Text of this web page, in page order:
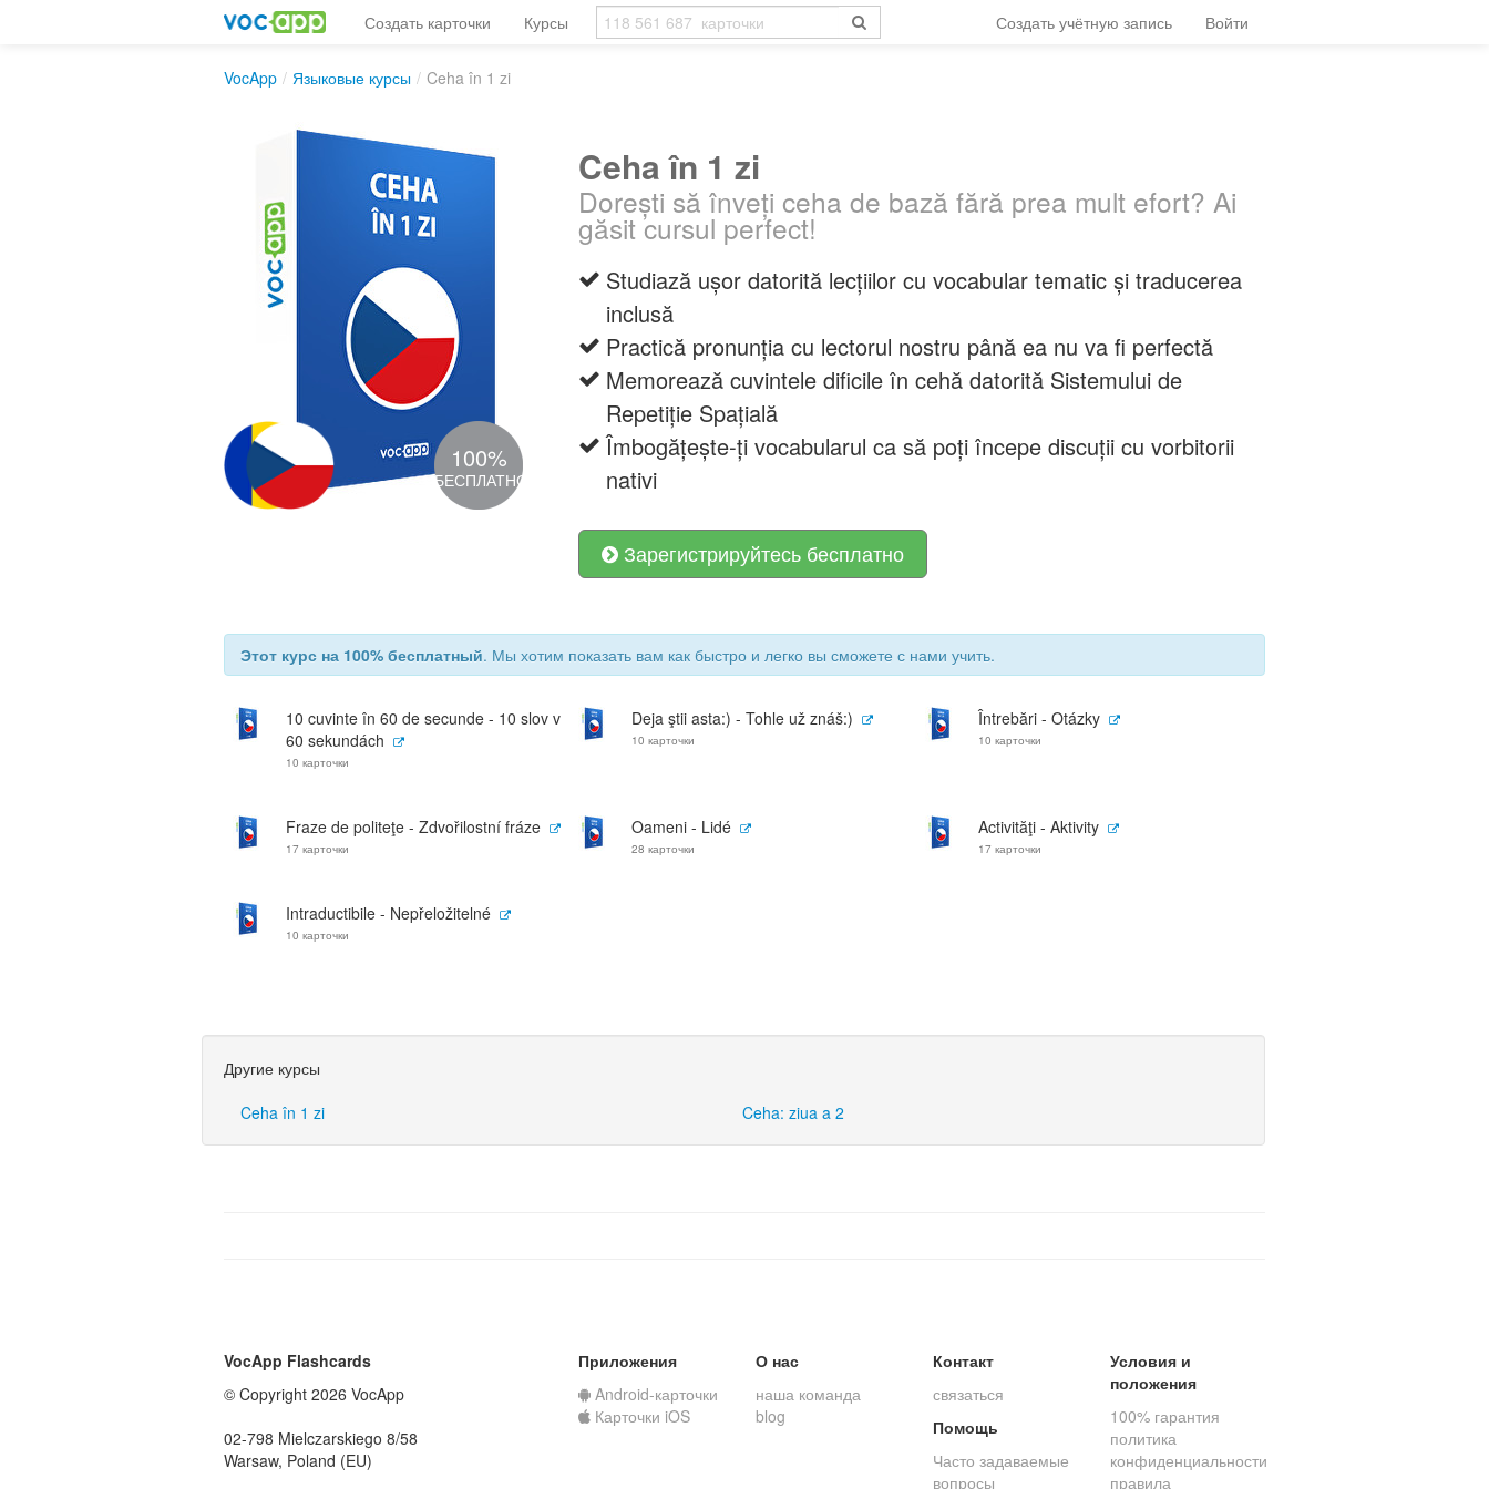
Создать карточки Курсы Создать учётную запись Войти
VocApp / Языковые курсы / Ceha în 1 zi
100%
БЕСПЛАТНО
Ceha în 1 zi
Dorești să înveți ceha de bază fără prea mult efort? Ai
găsit cursul perfect!
Studiază ușor datorită lecțiilor cu vocabular tematic și traducerea
inclusă
Practică pronunția cu lectorul nostru până ea nu va fi perfectă
Memorează cuvintele dificile în cehă datorită Sistemului de
Repetiție Spațială
Îmbogățește-ți vocabularul ca să poți începe discuții cu vorbitorii
nativi
Зарегистрируйтесь бесплатно
Этот курс на 100% бесплатный. Мы хотим показать вам как быстро и легко вы сможете с нами учить.
10 cuvinte în 60 de secunde - 10 slov v
60 sekundách
10 карточки
Deja ştii asta:) - Tohle už znáš:)
10 карточки
Întrebări - Otázky
10 карточки
Fraze de politeţe - Zdvořilostní fráze
17 карточки
Oameni - Lidé
28 карточки
Activităţi - Aktivity
17 карточки
Intraductibile - Nepřeložitelné
10 карточки
Другие курсы
Ceha în 1 zi
Ceha: ziua a 2
VocApp Flashcards
© Copyright 2026 VocApp
02-798 Mielczarskiego 8/58
Warsaw, Poland (EU)
Приложения
Android-карточки
Карточки iOS
О нас
наша команда
blog
Контакт
связаться
Помощь
Часто задаваемые
вопросы
Условия и
положения
100% гарантия
политика
конфиденциальности
правила